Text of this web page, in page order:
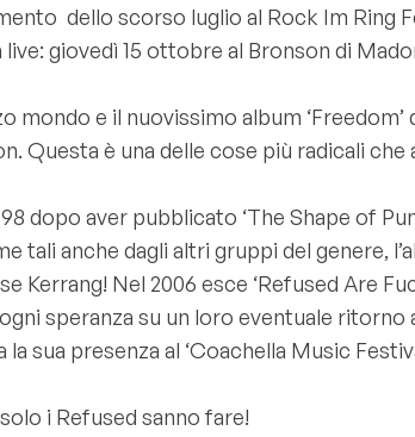
dello scorso luglio al Rock Im Ring
giovedì 15 ottobre al Bronson di
e il nuovissimo album
Questa è una delle cose più radicali
dopo aver pubblicato ‘The Shape of
tali anche dagli altri gruppi del genere,
Kerrang! Nel 2006 esce ‘Refused Are
speranza su un loro eventuale
presenza al ‘Coachella Music
i Refused sanno fare!